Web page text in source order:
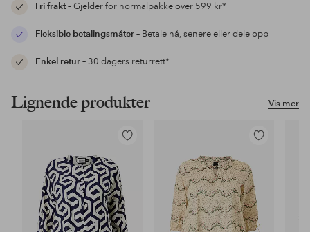
Fri frakt– Gjelder for normalpakke over 599 kr*
Fleksible betalingsmåter– Betale nå, senere eller dele opp
Enkel retur– 30 dagers returrett*
Vis mer
Lignende produkter
Legg
favoritter
Legg
favoritter